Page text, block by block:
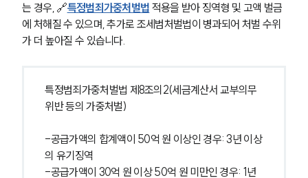
는 경우, 🔗특정범죄가중처벌법 적용을 받아 징역형 및 고액 벌금
에 처해질 수 있으며, 추가로 조세범처벌법이 병과되어 처벌 수위
가 더 높아질 수 있습니다.
특정범죄가중처벌법 제8조의2(세금계산서 교부의무
위반 등의 가중처벌)
-공급가액의 합계액이 50억 원 이상인 경우: 3년 이상
의 유기징역
-공급가액이 30억 원 이상 50억 원 미만인 경우: 1년